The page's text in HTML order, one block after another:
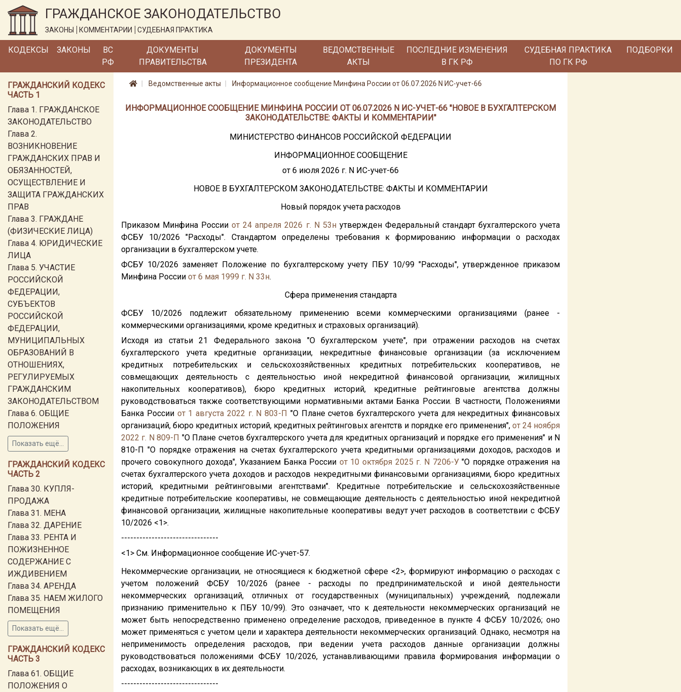
ГРАЖДАНСКОЕ ЗАКОНОДАТЕЛЬСТВО
ЗАКОНЫ КОММЕНТАРИИ СУДЕБНАЯ ПРАКТИКА
КОДЕКСЫ ЗАКОНЫ
ВС
РФ
ДОКУМЕНТЫ
ПРАВИТЕЛЬСТВА
ДОКУМЕНТЫ
ПРЕЗИДЕНТА
ВЕДОМСТВЕННЫЕ
АКТЫ
ПОСЛЕДНИЕ ИЗМЕНЕНИЯ
В ГК РФ
СУДЕБНАЯ ПРАКТИКА
ПО ГК РФ
ПОДБОРКИ
ГРАЖДАНСКИЙ КОДЕКС
ЧАСТЬ 1
Глава 1. ГРАЖДАНСКОЕ
ЗАКОНОДАТЕЛЬСТВО
Глава 2.
ВОЗНИКНОВЕНИЕ
ГРАЖДАНСКИХ ПРАВ И
ОБЯЗАННОСТЕЙ,
ОСУЩЕСТВЛЕНИЕ И
ЗАЩИТА ГРАЖДАНСКИХ
ПРАВ
Глава 3. ГРАЖДАНЕ
(ФИЗИЧЕСКИЕ ЛИЦА)
Глава 4. ЮРИДИЧЕСКИЕ
ЛИЦА
Глава 5. УЧАСТИЕ
РОССИЙСКОЙ
ФЕДЕРАЦИИ,
СУБЪЕКТОВ
РОССИЙСКОЙ
ФЕДЕРАЦИИ,
МУНИЦИПАЛЬНЫХ
ОБРАЗОВАНИЙ В
ОТНОШЕНИЯХ,
РЕГУЛИРУЕМЫХ
ГРАЖДАНСКИМ
ЗАКОНОДАТЕЛЬСТВОМ
Глава 6. ОБЩИЕ
ПОЛОЖЕНИЯ
Показать ещё...
ГРАЖДАНСКИЙ КОДЕКС
ЧАСТЬ 2
Глава 30. КУПЛЯ-
ПРОДАЖА
Глава 31. МЕНА
Глава 32. ДАРЕНИЕ
Глава 33. РЕНТА И
ПОЖИЗНЕННОЕ
СОДЕРЖАНИЕ С
ИЖДИВЕНИЕМ
Глава 34. АРЕНДА
Глава 35. НАЕМ ЖИЛОГО
ПОМЕЩЕНИЯ
Показать ещё...
ГРАЖДАНСКИЙ КОДЕКС
ЧАСТЬ 3
Глава 61. ОБЩИЕ
ПОЛОЖЕНИЯ О
Ведомственные акты Информационное сообщение Минфина России от 06.07.2026 N ИС-учет-66
ИНФОРМАЦИОННОЕ СООБЩЕНИЕ МИНФИНА РОССИИ ОТ 06.07.2026 N ИС-УЧЕТ-66 "НОВОЕ В БУХГАЛТЕРСКОМ
ЗАКОНОДАТЕЛЬСТВЕ: ФАКТЫ И КОММЕНТАРИИ"
МИНИСТЕРСТВО ФИНАНСОВ РОССИЙСКОЙ ФЕДЕРАЦИИ
ИНФОРМАЦИОННОЕ СООБЩЕНИЕ
от 6 июля 2026 г. N ИС-учет-66
НОВОЕ В БУХГАЛТЕРСКОМ ЗАКОНОДАТЕЛЬСТВЕ: ФАКТЫ И КОММЕНТАРИИ
Новый порядок учета расходов
Приказом Минфина Россииот 24 апреля 2026 г. N 53нутвержден Федеральный стандарт бухгалтерского учета
ФСБУ 10/2026 "Расходы". Стандартом определены требования к формированию информации о расходах
организации в бухгалтерском учете.
ФСБУ 10/2026 заменяет Положение по бухгалтерскому учету ПБУ 10/99 "Расходы", утвержденное приказом
Минфина России от 6 мая 1999 г. N 33н.
Сфера применения стандарта
ФСБУ 10/2026 подлежит обязательному применению всеми коммерческими организациями (ранее -
коммерческими организациями, кроме кредитных и страховых организаций).
Исходя из статьи 21 Федерального закона "О бухгалтерском учете", при отражении расходов на счетах
бухгалтерского учета кредитные организации, некредитные финансовые организации (за исключением
кредитных потребительских и сельскохозяйственных кредитных потребительских кооперативов, не
совмещающих деятельность с деятельностью иной некредитной финансовой организации, жилищных
накопительных кооперативов), бюро кредитных историй, кредитные рейтинговые агентства должны
руководствоваться также соответствующими нормативными актами Банка России. В частности, Положениями
Банка России от 1 августа 2022 г. N 803-П "О Плане счетов бухгалтерского учета для некредитных финансовых
организаций, бюро кредитных историй, кредитных рейтинговых агентств и порядке его применения", от 24 ноября
2022 г. N 809-П "О Плане счетов бухгалтерского учета для кредитных организаций и порядке его применения" и N
810-П "О порядке отражения на счетах бухгалтерского учета кредитными организациями доходов, расходов и
прочего совокупного дохода", Указанием Банка России от 10 октября 2025 г. N 7206-У"О порядке отражения на
счетах бухгалтерского учета доходов и расходов некредитными финансовыми организациями, бюро кредитных
историй, кредитными рейтинговыми агентствами". Кредитные потребительские и сельскохозяйственные
кредитные потребительские кооперативы, не совмещающие деятельность с деятельностью иной некредитной
финансовой организации, жилищные накопительные кооперативы ведут учет расходов в соответствии с ФСБУ
10/2026 <1>.
--------------------------------
<1> См. Информационное сообщение ИС-учет-57.
Некоммерческие организации, не относящиеся к бюджетной сфере <2>, формируют информацию о расходах с
учетом положений ФСБУ 10/2026 (ранее - расходы по предпринимательской и иной деятельности
некоммерческих организаций, отличных от государственных (муниципальных) учреждений, подлежали
признанию применительно к ПБУ 10/99). Это означает, что к деятельности некоммерческих организаций не
может быть непосредственно применено определение расходов, приведенное в пункте 4 ФСБУ 10/2026; оно
может применяться с учетом цели и характера деятельности некоммерческих организаций. Однако, несмотря на
неприменимость определения расходов, при ведении учета расходов данные организации должны
руководствоваться положениями ФСБУ 10/2026, устанавливающими правила формирования информации о
расходах, возникающих в их деятельности.
--------------------------------